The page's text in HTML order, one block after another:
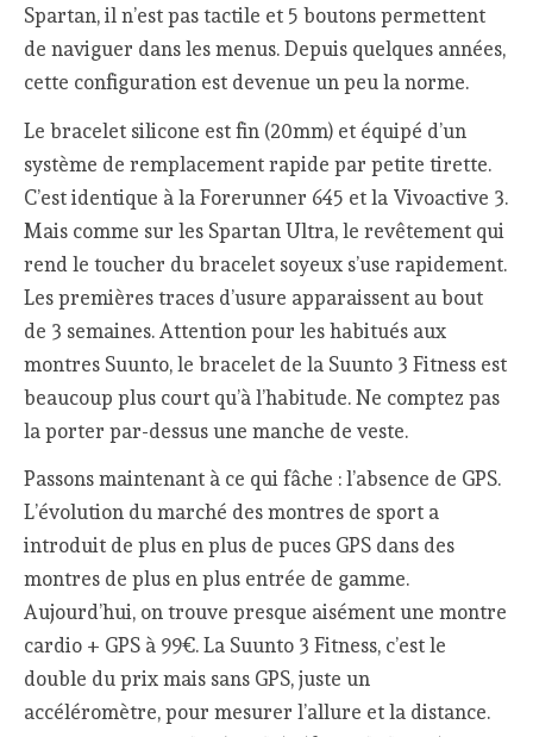
Spartan, il n’est pas tactile et 5 boutons permettent
de naviguer dans les menus. Depuis quelques années,
cette configuration est devenue un peu la norme.
Le bracelet silicone est fin (20mm) et équipé d’un
système de remplacement rapide par petite tirette.
C’est identique à la Forerunner 645 et la Vivoactive 3.
Mais comme sur les Spartan Ultra, le revêtement qui
rend le toucher du bracelet soyeux s’use rapidement.
Les premières traces d’usure apparaissent au bout
de 3 semaines. Attention pour les habitués aux
montres Suunto, le bracelet de la Suunto 3 Fitness est
beaucoup plus court qu’à l’habitude. Ne comptez pas
la porter par-dessus une manche de veste.
Passons maintenant à ce qui fâche : l’absence de GPS.
L’évolution du marché des montres de sport a
introduit de plus en plus de puces GPS dans des
montres de plus en plus entrée de gamme.
Aujourd’hui, on trouve presque aisément une montre
cardio + GPS à 99€. La Suunto 3 Fitness, c’est le
double du prix mais sans GPS, juste un
accéléromètre, pour mesurer l’allure et la distance.